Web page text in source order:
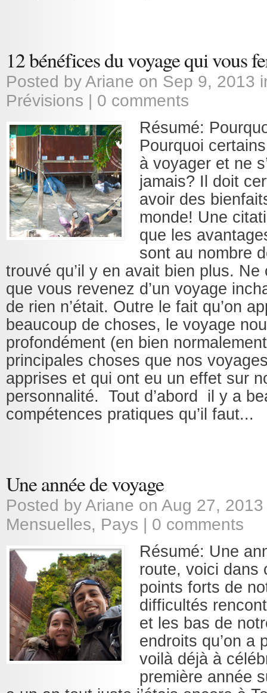
12 bénéfices du voyage qui vous
Posted byAriane on Sep 9, 2013
Prévisions | 0 comments
Résumé:
Pourquoi
à voyager et ne
jamais? Il doit
avoir des
monde! Une
que les
sont au nombre
trouvé qu’il y en avait bien plus. Ne
que vous revenez d’un voyage
de rien n’était. Outre le fait qu’on
beaucoup de choses, le voyage
profondément (en bien
principales choses que nos
apprises et qui ont eu un effet sur
personnalité. Tout d’abord il y a
compétences pratiques qu’il faut...
Une année de voyage
Posted byAriane on Aug 27,
Mensuelles, Pays | 0 comments
Résumé: Une
route, voici dans
points forts de
difficultés
et les bas de
endroits qu’on a
voilà déjà à
première année